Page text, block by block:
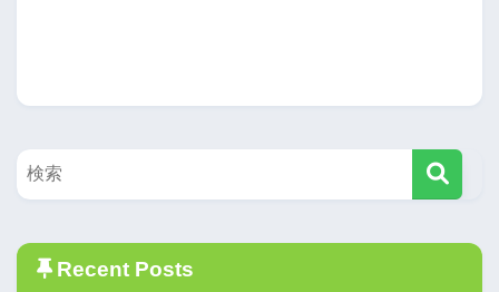
Recent Posts